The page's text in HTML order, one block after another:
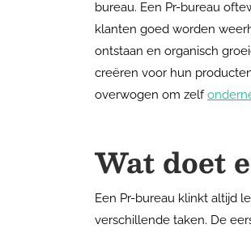
bureau. Een Pr-bureau
klanten goed worden
ontstaan en organisch
creëren voor hun
overwogen om zelf
Wat doet
Een Pr-bureau klinkt altijd
verschillende taken. De